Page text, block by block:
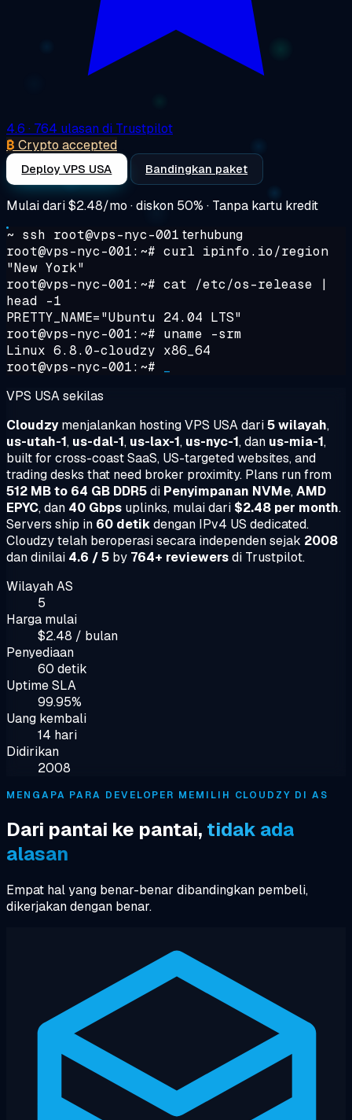
4.6 · 764 ulasan di Trustpilot
₿ Crypto accepted
Deploy VPS USA Bandingkan paket
Mulai dari$2.48/mo · diskon 50% · Tanpa kartu kredit
~ ssh root@vps-nyc-001 terhubung
root@vps-nyc-001:~# curl ipinfo.io/region
"New York"
root@vps-nyc-001:~# cat /etc/os-release |
head -1
PRETTY_NAME="Ubuntu 24.04 LTS"
root@vps-nyc-001:~# uname -srm
Linux 6.8.0-cloudzy x86_64
root@vps-nyc-001:~#
VPS USA sekilas
Cloudzymenjalankan hosting VPS USA dari5 wilayah,
us-utah-1, us-dal-1, us-lax-1, us-nyc-1, dan us-mia-1,
built for cross-coast SaaS, US-targeted websites, and
trading desks that need broker proximity. Plans run from
512 MB to 64 GB DDR5di Penyimpanan NVMe,AMD
EPYC, dan 40 Gbps uplinks, mulai dari $2.48 per month.
Servers ship in 60 detikdengan IPv4 US dedicated.
Cloudzy telah beroperasi secara independen sejak 2008
dan dinilai 4.6 / 5 by 764+ reviewersdi Trustpilot.
Wilayah AS
5
Harga mulai
$2.48 / bulan
Penyediaan
60 detik
Uptime SLA
99.95%
Uang kembali
14 hari
Didirikan
2008
MENGAPA PARA DEVELOPER MEMILIH CLOUDZY DI AS
Dari pantai ke pantai, tidak ada
alasan
Empat hal yang benar-benar dibandingkan pembeli,
dikerjakan dengan benar.